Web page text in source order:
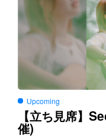
Upcoming
【立ち見席】
催)